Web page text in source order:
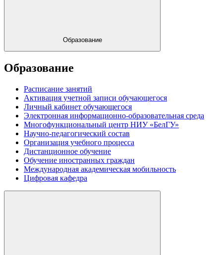
Образование
Образование
Расписание занятий
Активация учетной записи обучающегося
Личный кабинет обучающегося
Электронная информационно-образовательная среда
Многофункциональный центр НИУ «БелГУ»
Научно-педагогический состав
Организация учебного процесса
Дистанционное обучение
Обучение иностранных граждан
Международная академическая мобильность
Цифровая кафедра